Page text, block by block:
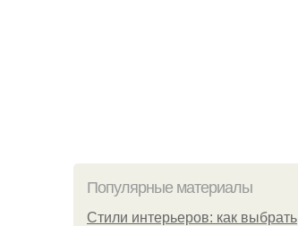
Популярные материалы
Стили интерьеров: как выбрать